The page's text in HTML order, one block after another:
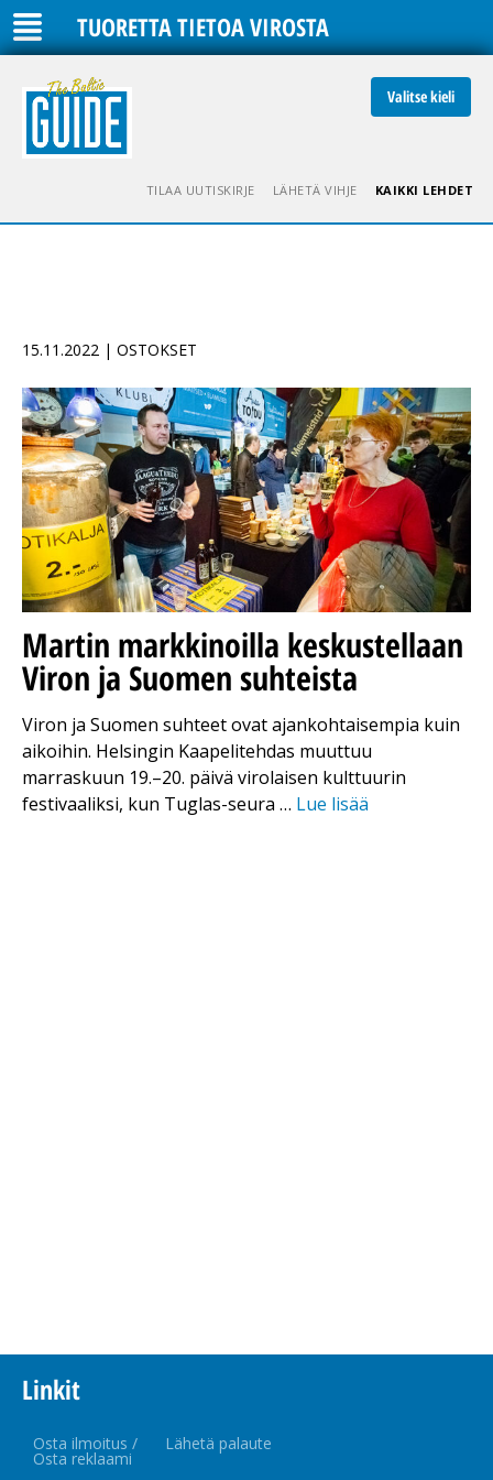
TUORETTA TIETOA VIROSTA
Valitse kieli
TILAA UUTISKIRJE LÄHETÄ VIHJE KAIKKI LEHDET
15.11.2022 | OSTOKSET
Martin markkinoilla keskustellaan
Viron ja Suomen suhteista
Viron ja Suomen suhteet ovat ajankohtaisempia kuin
aikoihin. Helsingin Kaapelitehdas muuttuu
marraskuun 19.–20. päivä virolaisen kulttuurin
festivaaliksi, kun Tuglas-seura … Lue lisää
Linkit
Osta ilmoitus /
Osta reklaami
Lähetä palaute